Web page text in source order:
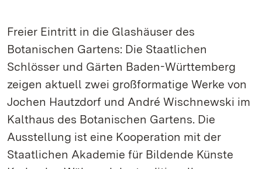
Freier Eintritt in die Glashäuser des
Botanischen Gartens: Die Staatlichen
Schlösser und Gärten Baden-Württemberg
zeigen aktuell zwei großformatige Werke von
Jochen Hautzdorf und André Wischnewski im
Kalthaus des Botanischen Gartens. Die
Ausstellung ist eine Kooperation mit der
Staatlichen Akademie für Bildende Künste